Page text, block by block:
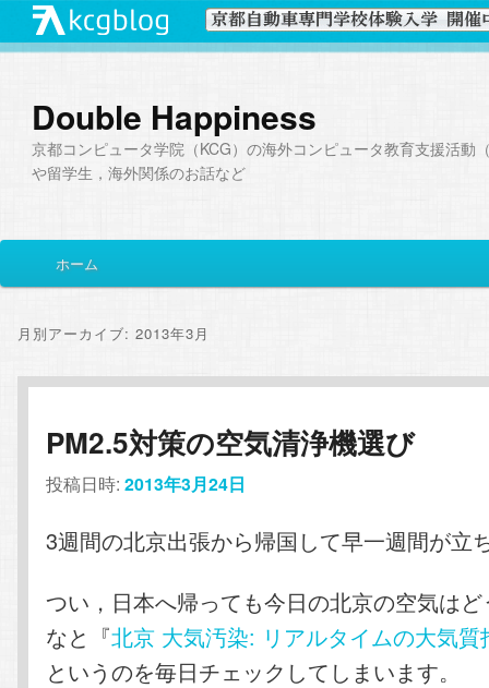
Double Happiness
京都コンピュータ学院（KCG）の海外コンピュータ教育支援活動
や留学生，海外関係のお話など
イ
メ
ン
ン
テ
ツ
サ
コ
テ
ン
へ
ホーム
月別アーカイブ:2013年3月
PM2.5対策の空気清浄機選び
投稿日時:2013年3月24日
3週間の北京出張から帰国して早一週間が立
つい，日本へ帰っても今日の北京の空気は
なと『北京 大気汚染: リアルタイムの大気質
というのを毎日チェックしてしまいます。